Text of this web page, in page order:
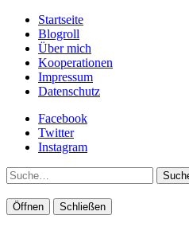
Startseite
Blogroll
Über mich
Kooperationen
Impressum
Datenschutz
Facebook
Twitter
Instagram
Suche
Öffnen Schließen